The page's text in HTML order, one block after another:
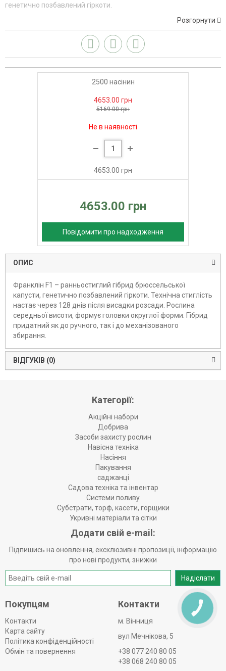
генетично позбавлений гіркоти.
Розгорнути
2500 насінин
4653.00 грн
5169.00 грн
Не в наявності
4653.00 грн
4653.00 грн
Повідомити про надходження
ОПИС
Франклін F1 – ранньостиглий гібрид брюссельської
капусти, генетично позбавлений гіркоти. Технічна стиглість
настає через 128 днів після висадки розсади. Рослина
середньої висоти, формує головки округлої форми. Гібрид
придатний як до ручного, так і до механізованого
збирання.
ВІДГУКІВ (0)
Категорії:
Акційні набори
Добрива
Засоби захисту рослин
Навісна техніка
Насіння
Пакування
саджанці
Садова техніка та інвентар
Системи поливу
Субстрати, торф, касети, горщики
Укривні матеріали та сітки
Додати свій e-mail:
Підпишись на оновлення, ексклюзивні пропозиції, інформацію
про нові продукти, знижки
Надіслати
Покупцям
Контакти
Карта сайту
Політика конфіденційності
Обмін та повернення
Контакти
м. Вінниця
вул Мечнікова, 5
+38 077 240 80 05
+38 068 240 80 05
КНОПКА
ЗВ'ЯЗКУ